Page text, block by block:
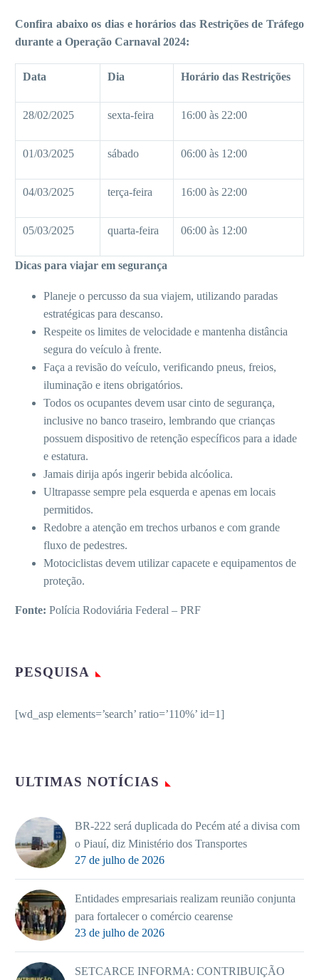
Confira abaixo os dias e horários das Restrições de Tráfego
durante a Operação Carnaval 2024:
Data Dia Horário das Restrições
28/02/2025 sexta-feira 16:00 às 22:00
01/03/2025 sábado 06:00 às 12:00
04/03/2025 terça-feira 16:00 às 22:00
05/03/2025 quarta-feira 06:00 às 12:00
Dicas para viajar em segurança
Planeje o percusso da sua viajem, utilizando paradas
estratégicas para descanso.
Respeite os limites de velocidade e mantenha distância
segura do veículo à frente.
Faça a revisão do veículo, verificando pneus, freios,
iluminação e itens obrigatórios.
Todos os ocupantes devem usar cinto de segurança,
inclusive no banco traseiro, lembrando que crianças
possuem dispositivo de retenção específicos para a idade
e estatura.
Jamais dirija após ingerir bebida alcóolica.
Ultrapasse sempre pela esquerda e apenas em locais
permitidos.
Redobre a atenção em trechos urbanos e com grande
fluxo de pedestres.
Motociclistas devem utilizar capacete e equipamentos de
proteção.
Fonte: Polícia Rodoviária Federal – PRF
PESQUISA
[wd_asp elements=’search’ ratio=’110%’ id=1]
ULTIMAS NOTÍCIAS
BR-222 será duplicada do Pecém até a divisa com
o Piauí, diz Ministério dos Transportes
27 de julho de 2026
Entidades empresariais realizam reunião conjunta
para fortalecer o comércio cearense
23 de julho de 2026
SETCARCE INFORMA: CONTRIBUIÇÃO